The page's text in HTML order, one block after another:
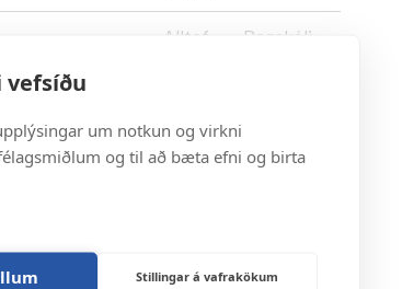
vefsíðu
um notkun og virkni
og til að bæta efni og birta
Stillingar á vafrakökum
Alltaf Dagskóli
Sumar